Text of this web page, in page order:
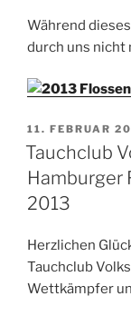
Während
durch uns nicht
AM
11. FEBRUAR
Tauchclub
Hamburger
2013
Herzlichen
Tauchclub
Wettkämpfer